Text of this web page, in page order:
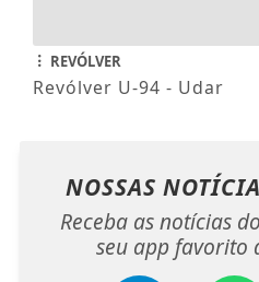
REVÓLVER
Revólver U-94 - Udar
NOSSAS
Receba as notícias
seu app favorito